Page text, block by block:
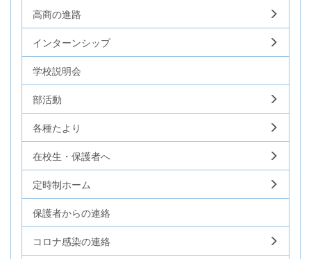
高商の進路
インターンシップ
学校説明会
部活動
各種たより
在校生・保護者へ
定時制ホーム
保護者からの連絡
コロナ感染の連絡